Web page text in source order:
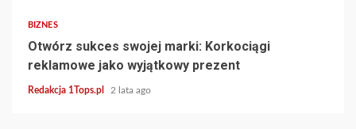
BIZNES
Otwórz sukces swojej marki: Korkociągi
reklamowe jako wyjątkowy prezent
Redakcja 1Tops.pl 2 lata ago